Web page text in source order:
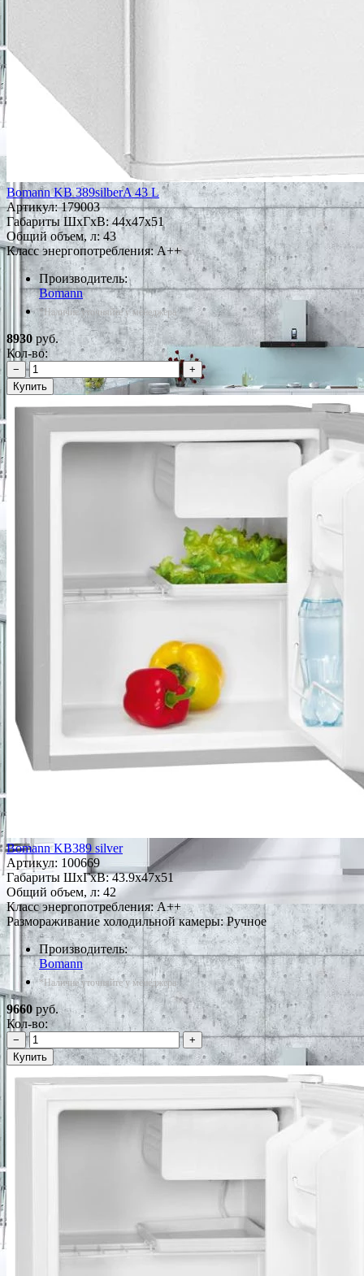
Bomann KB 389silberA 43 L
Артикул:179003
Габариты ШxГxВ: 44x47x51
Общий объем, л: 43
Класс энергопотребления: A++
Производитель:
Bomann
*Наличие уточняйте у менеджера
8930 руб.
Кол-во:
−
+
Купить
Bomann KB389 silver
Артикул: 100669
Габариты ШxГxВ: 43.9x47x51
Общий объем, л: 42
Класс энергопотребления: A++
Размораживание холодильной камеры: Ручное
Производитель:
Bomann
*Наличие уточняйте у менеджера
9660 руб.
Кол-во:
−
+
Купить